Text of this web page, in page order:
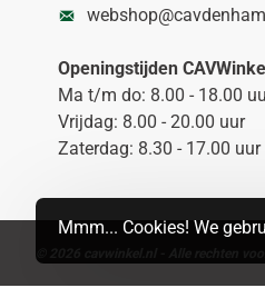
Mmm... Cookies! We
Openingstijden
Ma t/m do: 8.00 - 18.00
Vrijdag: 8.00 - 20.00 uur
Zaterdag: 8.30 - 17.00 uur